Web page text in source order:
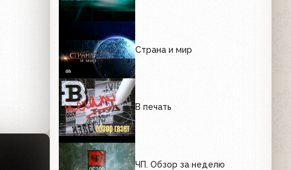
Страна и мир
В печать
ЧП. Обзор за неделю